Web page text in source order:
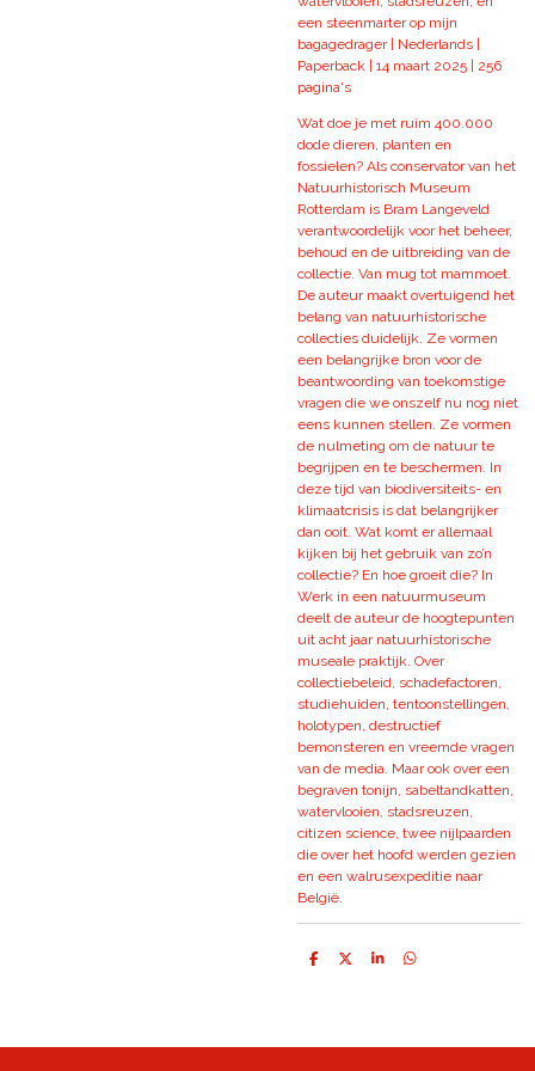
een steenmarter op mijn
bagagedrager | Nederlands |
Paperback | 14 maart 2025 | 256
pagina's
Wat doe je met ruim 400.000
dode dieren, planten en
fossielen? Als conservator van het
Natuurhistorisch Museum
Rotterdam is Bram Langeveld
verantwoordelijk voor het beheer,
behoud en de uitbreiding van de
collectie. Van mug tot mammoet.
De auteur maakt overtuigend het
belang van natuurhistorische
collecties duidelijk. Ze vormen
een belangrijke bron voor de
beantwoording van toekomstige
vragen die we onszelf nu nog niet
eens kunnen stellen. Ze vormen
de nulmeting om de natuur te
begrijpen en te beschermen. In
deze tijd van biodiversiteits- en
klimaatcrisis is dat belangrijker
dan ooit. Wat komt er allemaal
kijken bij het gebruik van zo’n
collectie? En hoe groeit die? In
Werk in een natuurmuseum
deelt de auteur de hoogtepunten
uit acht jaar natuurhistorische
museale praktijk. Over
collectiebeleid, schadefactoren,
studiehuiden, tentoonstellingen,
holotypen, destructief
bemonsteren en vreemde vragen
van de media. Maar ook over een
begraven tonijn, sabeltandkatten,
watervlooien, stadsreuzen,
citizen science, twee nijlpaarden
die over het hoofd werden gezien
en een walrusexpeditie naar
België.
D
D
S
D